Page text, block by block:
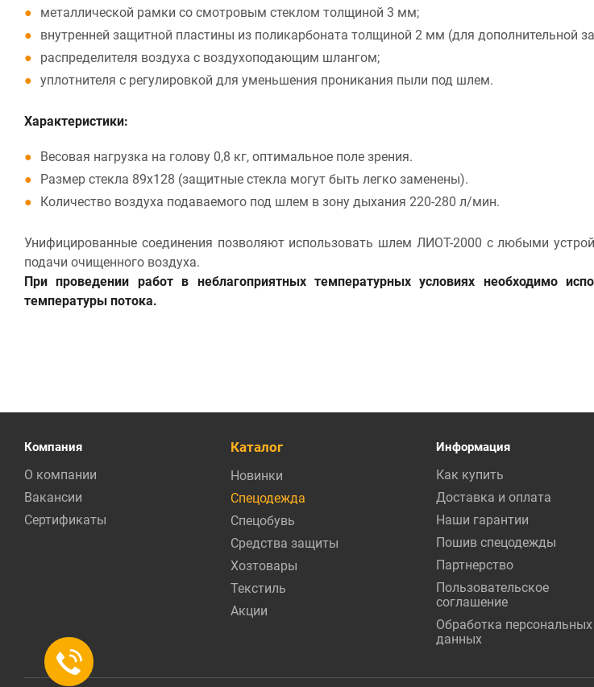
металлической рамки со смотровым стеклом толщиной 3 мм;
внутренней защитной пластины из поликарбоната толщиной 2 мм (для дополнительной
распределителя воздуха с воздухоподающим шлангом;
уплотнителя с регулировкой для уменьшения проникания пыли под шлем.
Характеристики:
Весовая нагрузка на голову 0,8 кг, оптимальное поле зрения.
Размер стекла 89х128 (защитные стекла могут быть легко заменены).
Количество воздуха подаваемого под шлем в зону дыхания 220-280 л/мин.
Унифицированные соединения позволяют использовать шлем ЛИОТ-2000 с любыми
подачи очищенного воздуха.
При проведении работ в неблагоприятных температурных условиях необходимо
температуры потока.
Компания
О компании
Вакансии
Сертификаты
Каталог
Новинки
Спецодежда
Спецобувь
Средства защиты
Хозтовары
Текстиль
Акции
Информация
Как купить
Доставка и оплата
Наши гарантии
Пошив спецодежды
Партнерство
Пользовательское
соглашение
Обработка персональных
данных